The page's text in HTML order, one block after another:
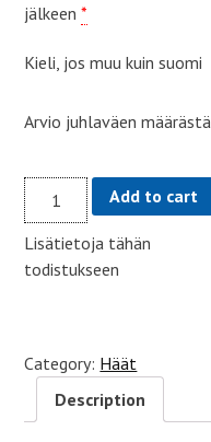
jälkeen *
Kieli, jos muu kuin suomi
Arvio juhlaväen määrästä
Aviolupausten
uudistaminen
quantity
Add to cart
Lisätietoja tähän
todistukseen
Category: Häät
Description